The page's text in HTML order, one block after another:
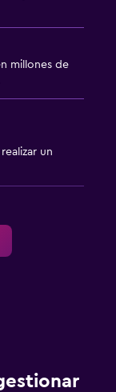
millones de
un